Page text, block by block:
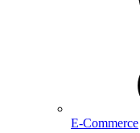
E-Commerce